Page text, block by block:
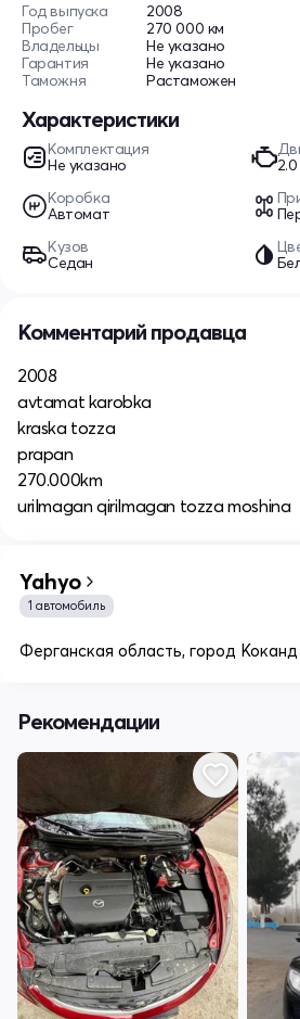
Год выпуска
2008
Пробег
270 000 км
Владельцы
Не указано
Гарантия
Не указано
Таможня
Растаможен
Характеристики
Комплектация
Не указано
2.0
Коробка
Автомат
Кузов
Седан
Комментарий продавца
2008
avtamat karobka
kraska tozza
prapan
270.000km
urilmagan qirilmagan tozza moshina
Yahyo
1 автомобиль
Ферганская область, город Коканд
Рекомендации